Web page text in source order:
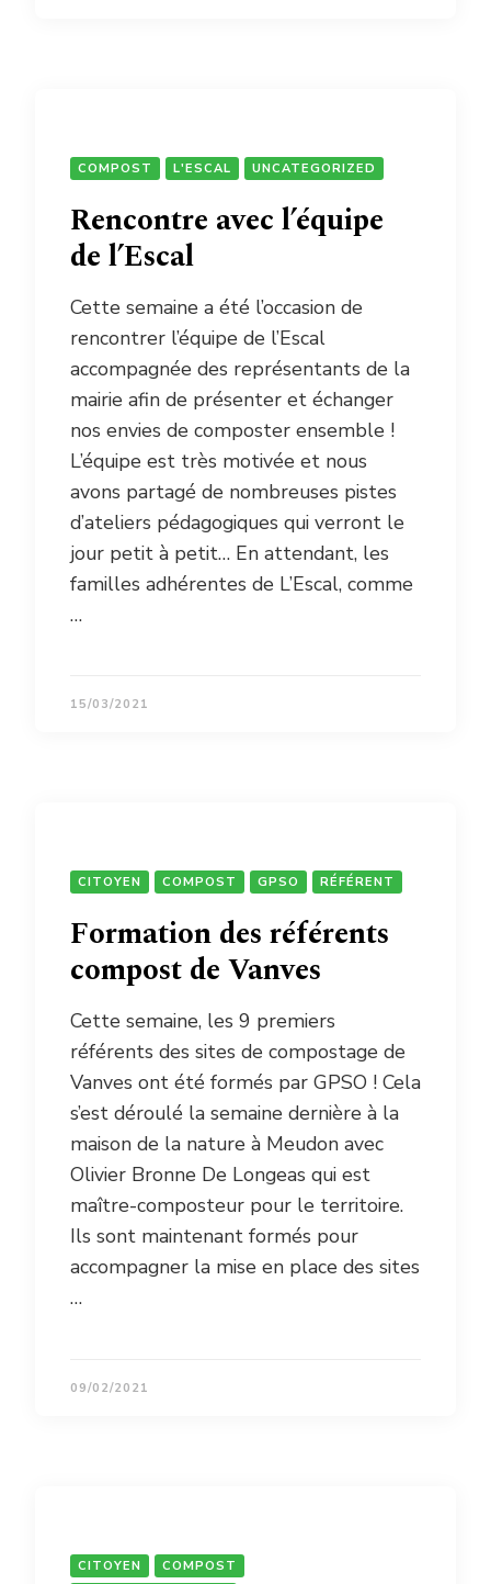
COMPOST L'ESCAL UNCATEGORIZED
Rencontre avec l’équipe
de l’Escal
Cette semaine a été l’occasion de
rencontrer l’équipe de l’Escal
accompagnée des représentants de la
mairie afin de présenter et échanger
nos envies de composter ensemble !
L’équipe est très motivée et nous
avons partagé de nombreuses pistes
d’ateliers pédagogiques qui verront le
jour petit à petit… En attendant, les
familles adhérentes de L’Escal, comme
…
15/03/2021
CITOYEN COMPOST GPSO RÉFÉRENT
Formation des référents
compost de Vanves
Cette semaine, les 9 premiers
référents des sites de compostage de
Vanves ont été formés par GPSO ! Cela
s’est déroulé la semaine dernière à la
maison de la nature à Meudon avec
Olivier Bronne De Longeas qui est
maître-composteur pour le territoire.
Ils sont maintenant formés pour
accompagner la mise en place des sites
…
09/02/2021
CITOYEN
COMPOST